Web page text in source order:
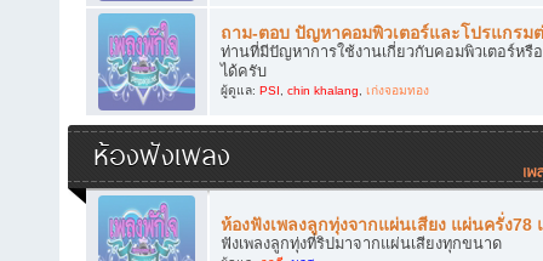
ถาม-ตอบ ปัญหาคอมพิวเตอร์และโปรแกรม
ท่านที่มีปัญหาการใช้งานเกี่ยวกับคอมพิวเตอร์ห
ได้ครับ
ผู้ดูแล: PSI, chin khalang, เก่งจอมทอง
ห้องฟังเพลง
ห้องฟังเพลงลูกทุ่งจากแผ่นเสียง แผ่นครั่ง78
ฟังเพลงลูกทุ่งที่ริปมาจากแผ่นเสียงทุกขนาด